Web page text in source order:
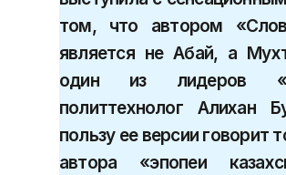
том, что автором «Слов
является не Абай, а
один из лидеров
политтехнолог Алихан
пользу ее версии говорит
автора «эпопеи